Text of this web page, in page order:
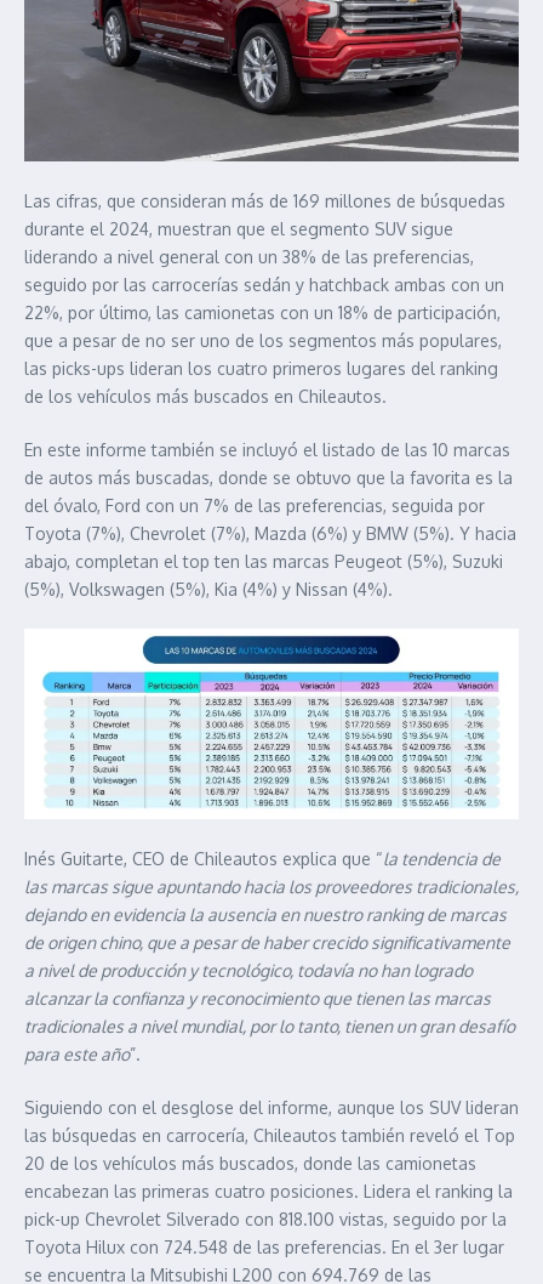
Las cifras, que consideran más de 169 millones de búsquedas
durante el 2024, muestran que el segmento SUV sigue
liderando a nivel general con un 38% de las preferencias,
seguido por las carrocerías sedán y hatchback ambas con un
22%, por último, las camionetas con un 18% de participación,
que a pesar de no ser uno de los segmentos más populares,
las picks-ups lideran los cuatro primeros lugares del ranking
de los vehículos más buscados en Chileautos.
En este informe también se incluyó el listado de las 10 marcas
de autos más buscadas, donde se obtuvo que la favorita es la
del óvalo, Ford con un 7% de las preferencias, seguida por
Toyota (7%), Chevrolet (7%), Mazda (6%) y BMW (5%). Y hacia
abajo, completan el top ten las marcas Peugeot (5%), Suzuki
(5%), Volkswagen (5%), Kia (4%) y Nissan (4%).
Inés Guitarte, CEO de Chileautos explica que “la tendencia de
las marcas sigue apuntando hacia los proveedores tradicionales,
dejando en evidencia la ausencia en nuestro ranking de marcas
de origen chino, que a pesar de haber crecido significativamente
a nivel de producción y tecnológico, todavía no han logrado
alcanzar la confianza y reconocimiento que tienen las marcas
tradicionales a nivel mundial, por lo tanto, tienen un gran desafío
para este año”.
Siguiendo con el desglose del informe, aunque los SUV lideran
las búsquedas en carrocería, Chileautos también reveló el Top
20 de los vehículos más buscados, donde las camionetas
encabezan las primeras cuatro posiciones. Lidera el ranking la
pick-up Chevrolet Silverado con 818.100 vistas, seguido por la
Toyota Hilux con 724.548 de las preferencias. En el 3er lugar
se encuentra la Mitsubishi L200 con 694.769 de las